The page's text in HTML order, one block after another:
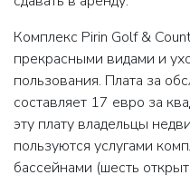
Комплекс Pirin Golf &
прекрасными видами и
пользования. Плата за
составляет 17 евро за
эту плату владельцы
пользуются услугами
бассейнами (шесть